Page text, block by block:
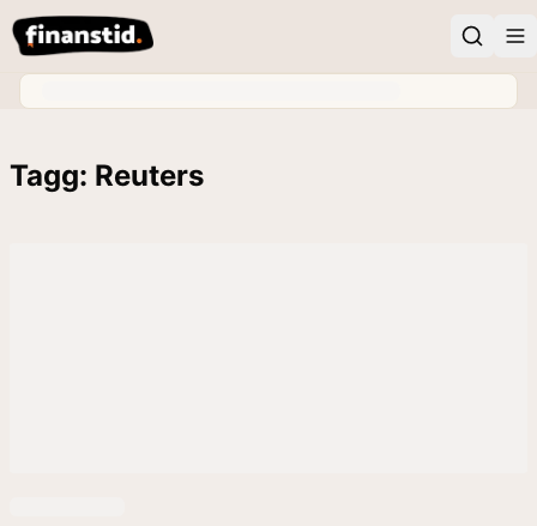
Tagg: Reuters